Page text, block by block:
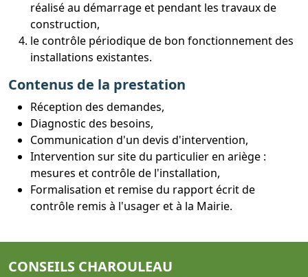
réalisé au démarrage et pendant les travaux de
construction,
le contrôle périodique de bon fonctionnement des
installations existantes.
Contenus de la prestation
Réception des demandes,
Diagnostic des besoins,
Communication d'un devis d'intervention,
Intervention sur site du particulier en ariège :
mesures et contrôle de l'installation,
Formalisation et remise du rapport écrit de
contrôle remis à l'usager et à la Mairie.
CONSEILS CHAROULEAU